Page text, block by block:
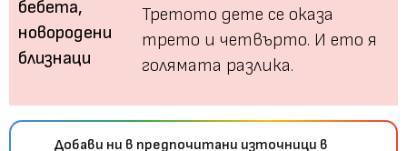
Третото дете се оказа
трето и четвърто. И ето я
голямата разлика.
Добави ни в предпочитани източници в